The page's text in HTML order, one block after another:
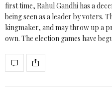
first time, Rahul Gandhi has a
being seen as a leader by voters.
kingmaker, and may throw up a
own. The election games have